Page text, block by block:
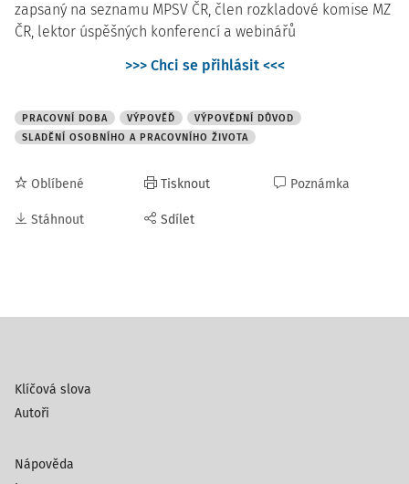
zapsaný na seznamu MPSV ČR, člen rozkladové komise MZ
ČR, lektor úspěšných konferencí a webinářů
>>> Chci se přihlásit <<<
PRACOVNÍ DOBA VÝPOVĚĎ
VÝPOVĚDNÍ DŮVOD
SLADĚNÍ OSOBNÍHO A PRACOVNÍHO ŽIVOTA
Oblíbené
Stáhnout
Tisknout
Sdílet
Poznámka
Klíčová slova
Autoři
Nápověda